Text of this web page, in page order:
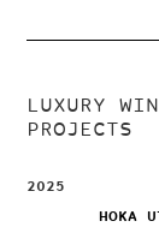
LUXURY
PROJECTS
2025
HOKA